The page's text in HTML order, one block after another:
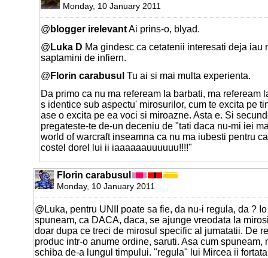
Monday, 10 January 2011
@ blogger irelevantAi prins-o, blyad.
@ Luka D Ma gindesc ca cetatenii interesati deja iau
saptamini de infiern.
@ Florin carabusul Tu ai si mai multa experienta.
Da primo ca nu ma refeream la barbati, ma refeream
s identice sub aspectu' mirosurilor, cum te excita pe
ase o excita pe ea voci si miroazne. Asta e. Si
pregateste-te de-un deceniu de "tati daca nu-mi iei
world of warcraft inseamna ca nu ma iubesti pentru
costel dorel lui ii iaaaaaauuuuuu!!!!"
Florin carabusul
Monday, 10 January 2011
@Luka, pentru UNII poate sa fie, da nu-i regula, da ?
spuneam, ca DACA, daca, se ajunge vreodata la
doar dupa ce treci de mirosul specific al jumatatii. De
produc intr-o anume ordine, saruti. Asa cum spuneam,
schiba de-a lungul timpului. "regula" lui Mircea ii